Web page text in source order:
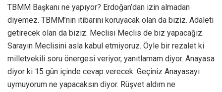
TBMM Başkanı ne yapıyor? Erdoğan’dan izin almadan
diyemez. TBMM’nin itibarını koruyacak olan da biziz. Adaleti
getirecek olan da biziz. Meclisi Meclis de biz yapacağız.
Sarayın Meclisini asla kabul etmiyoruz. Öyle bir rezalet ki
milletvekili soru önergesi veriyor, yanıtlamam diyor. Anayasa
diyor ki 15 gün içinde cevap verecek. Geçiniz Anayasayı
uymuyorum ne yapacaksın diyor. Rüşvet aldım ne